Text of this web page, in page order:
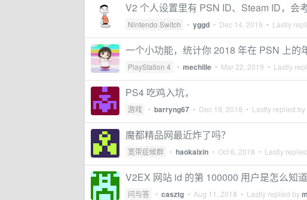
V2 个人设置里有 PSN ID、Steam ID，会
Nintendo Switch • yggd • Dec 14, 2019 • Lastly
一个小功能，统计你 2018 年在 PSN 上的
PlayStation 4 • mechille • Mar 22, 2019 • Lastly
PS4 吃鸡入坑，
游戏 • barryng67 • Dec 19, 2018 • Lastly replied by
魔都精品网最近炸了吗？
宽带症候群 • haokaixin • Oct 6, 2018 • Lastly
V2EX 网站 id 的第 100000 用户是怎么知
问与答 • casztg • Aug 11, 2018 • Lastly replied by